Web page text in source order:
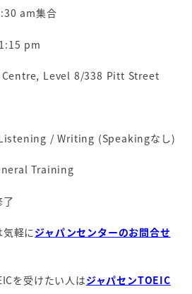
am集合
pm
Centre, Level 8/338 Pitt Street
/ Writing (Speakingなし)
Training
軽にジャパンセンターのお問合せ
を受けたい人はジャパセンTOEIC